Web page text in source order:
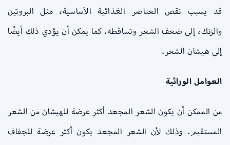
قد يسبب نقص العناصر الغذائية الأساسية، مثل البروتين
والزنك، إلى ضعف الشعر وتساقطه. كما يمكن أن يؤدي ذلك أيضًا
إلى هيشان الشعر.
العوامل الوراثية
من الممكن أن يكون الشعر المجعد أكثر عرضة للهيشان من الشعر
المستقيم. وذلك لأن الشعر المجعد يكون أكثر عرضة للجفاف